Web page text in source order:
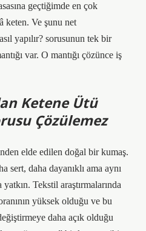
geçtiğimde en çok
keten. Ve şunu net
yapılır? sorusunun tek bir
var. O mantığı çözünce iş
Ketene Ütü
Çözülemez
elde edilen doğal bir kumaş.
sert, daha dayanıklı ama aynı
Tekstil araştırmalarında
yüksek olduğu ve bu
daha açık olduğu